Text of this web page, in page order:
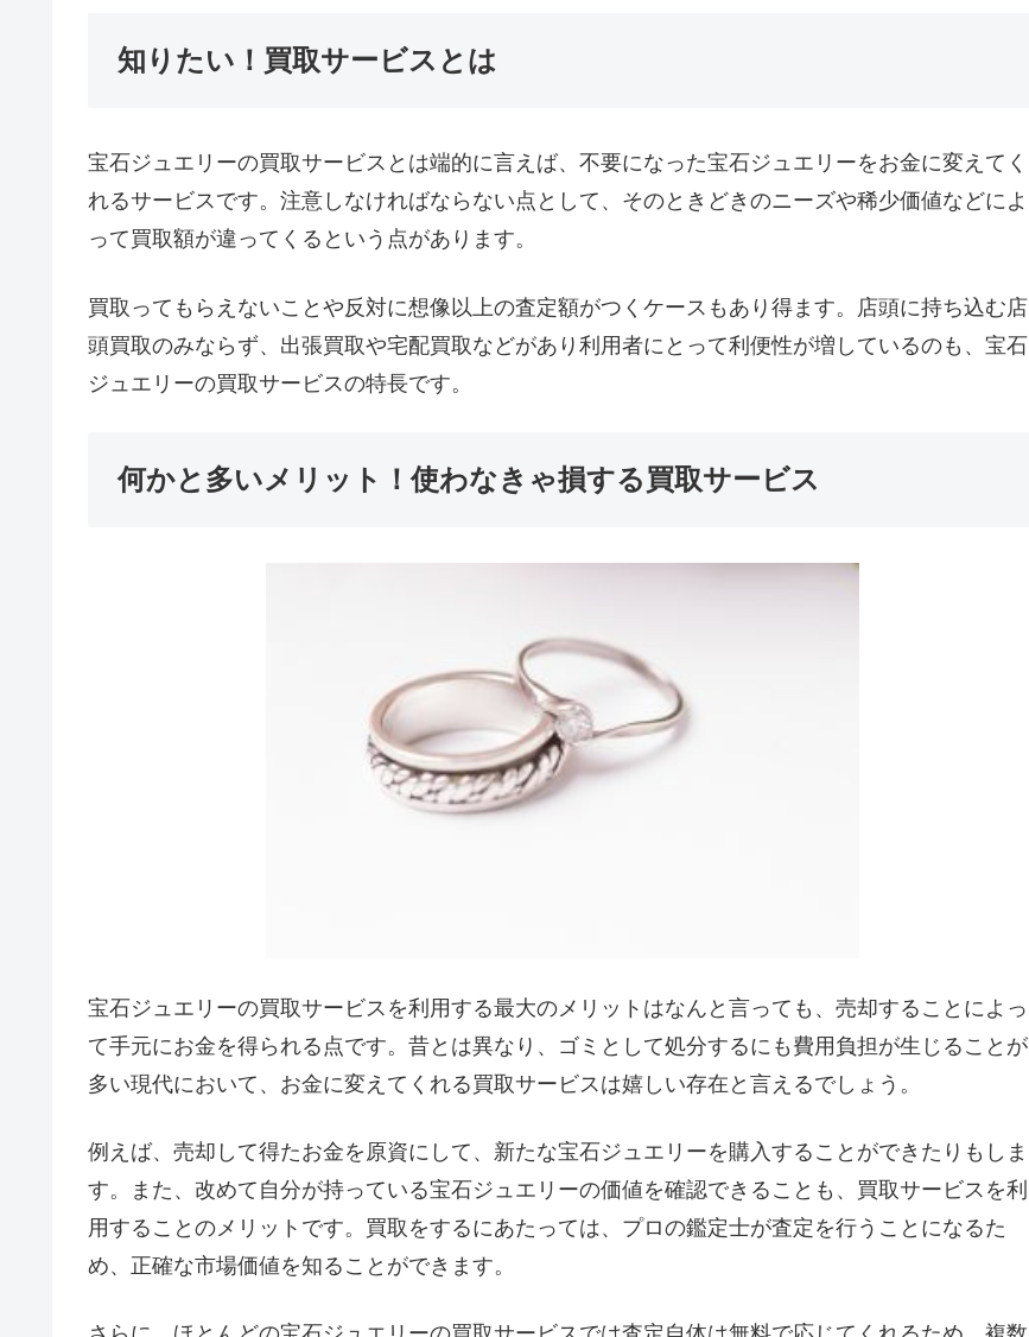
知りたい！買取サービスとは
宝石ジュエリーの買取サービスとは端的に言えば、不要になった宝石ジュエリーをお金に変えてく
れるサービスです。注意しなければならない点として、そのときどきのニーズや稀少価値などによ
って買取額が違ってくるという点があります。
買取ってもらえないことや反対に想像以上の査定額がつくケースもあり得ます。店頭に持ち込む店
頭買取のみならず、出張買取や宅配買取などがあり利用者にとって利便性が増しているのも、宝石
ジュエリーの買取サービスの特長です。
何かと多いメリット！使わなきゃ損する買取サービス
宝石ジュエリーの買取サービスを利用する最大のメリットはなんと言っても、売却することによっ
て手元にお金を得られる点です。昔とは異なり、ゴミとして処分するにも費用負担が生じることが
多い現代において、お金に変えてくれる買取サービスは嬉しい存在と言えるでしょう。
例えば、売却して得たお金を原資にして、新たな宝石ジュエリーを購入することができたりもしま
す。また、改めて自分が持っている宝石ジュエリーの価値を確認できることも、買取サービスを利
用することのメリットです。買取をするにあたっては、プロの鑑定士が査定を行うことになるた
め、正確な市場価値を知ることができます。